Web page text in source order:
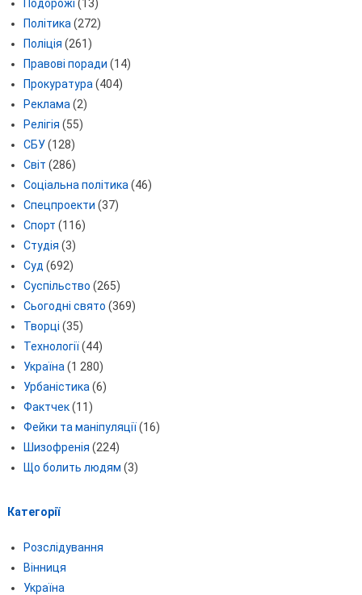
Подорожі (13)
Політика (272)
Поліція (261)
Правові поради (14)
Прокуратура (404)
Реклама (2)
Релігія (55)
СБУ(128)
Світ (286)
Соціальна політика (46)
Спецпроекти (37)
Спорт (116)
Студія (3)
Суд (692)
Суспільство (265)
Сьогодні свято (369)
Творці (35)
Технології(44)
Україна (1 280)
Урбаністика (6)
Фактчек(11)
Фейки та маніпуляції(16)
Шизофренія (224)
Що болить людям (3)
Категорії
Розслідування
Вінниця
Україна